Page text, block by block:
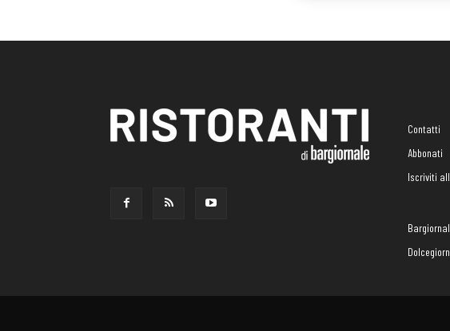
Contatti
Abbonati
Iscriviti